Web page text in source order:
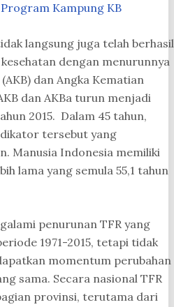
Program Kampung KB
langsung juga telah berhasil
dengan menurunnya
dan Angka Kematian
dan AKBa turun menjadi
2015. Dalam 45 tahun,
tersebut yang
Manusia Indonesia memiliki
lama yang semula 55,1 tahun
penurunan TFR yang
1971-2015, tetapi tidak
momentum perubahan
sama. Secara nasional TFR
provinsi, terutama dari